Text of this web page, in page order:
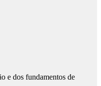
e dos fundamentos de